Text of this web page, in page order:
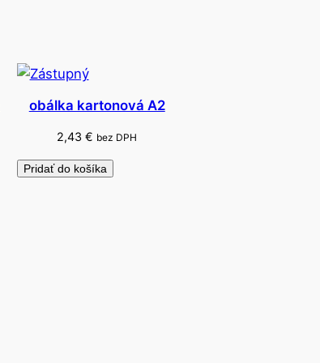
obálka kartonová A2
2,43€ bez DPH
Pridať do košíka